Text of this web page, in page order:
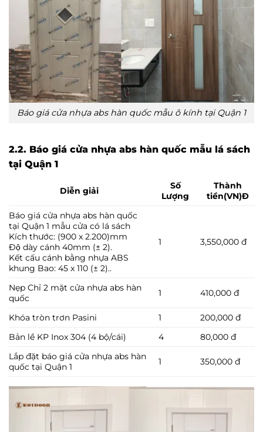
Báo giá cửa nhựa abs hàn quốc mẫu ô kính tại Quận 1
2.2. Báo giá cửa nhựa abs hàn quốc mẫu lá sách
tại Quận 1
Diễn giải
Số
Lượng
Thành
tiền(VN)Đ
Báo giá cửa nhựa abs hàn quốc
tại Quận 1 mẫu cửa có lá sách
Kích thước: (900 x 2.200)mm
Độ dày cánh 40mm (± 2).
Kết cấu cánh bằng nhựa ABS
khung Bao: 45 x 110 (± 2)..
1 3,550,000 đ
Nẹp Chỉ 2 mặt cửa nhựa abs hàn
quốc
1 410,000 đ
Khóa tròn trơn Pasini 1
200,000 đ
Bản lề KP Inox 304 (4 bộ/cái)
4
80,000 đ
Lắp đặt báo giá cửa nhựa abs hàn
quốc tại Quận 1
1 350,000 đ